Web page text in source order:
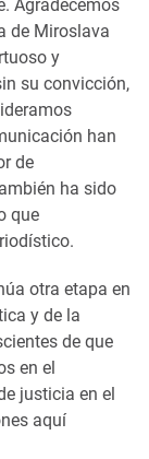
Agradecemos
de Miroslava
y
su convicción,
han
de
ha sido
que
otra etapa en
y de la
de que
en el
justicia en el
aquí